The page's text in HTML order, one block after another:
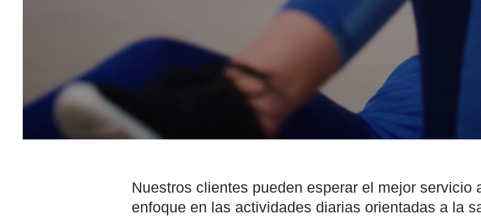
Nuestros clientes pueden esperar el mejor servicio
enfoque en las actividades diarias orientadas a la